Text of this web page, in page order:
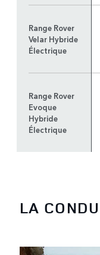
Range Rover
Velar Hybride
Électrique
Range Rover
Evoque
Hybride
Électrique
LA